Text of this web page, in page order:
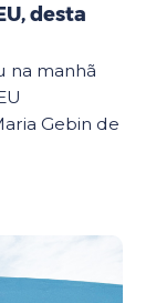
desta
na manhã
Gebin de